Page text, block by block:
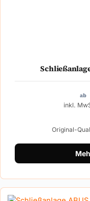
ab
inkl.
Original-